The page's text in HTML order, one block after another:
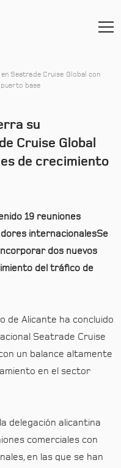
Seatrade Cruise Global con
base
-
su
Cruise Global
de crecimiento
19 reuniones
internacionalesSe
dos nuevos
del tráfico de
de Alicante ha concluido
Seatrade Cruise
un balance altamente
en el sector
delegación alicantina
comerciales con
en las que se han